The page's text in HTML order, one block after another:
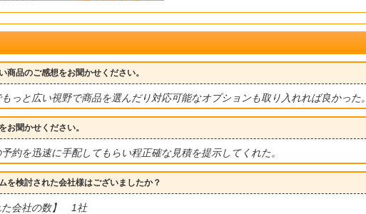
商品のご感想をお聞かせください。
っと広い視野で商品を選んだり対応可能なオプションも取り入れれば良かった。
お聞かせください。
約を迅速に手配してもらい程正確な見積を提示してくれた。
を検討された会社様はございましたか？
た会社の数】 1社